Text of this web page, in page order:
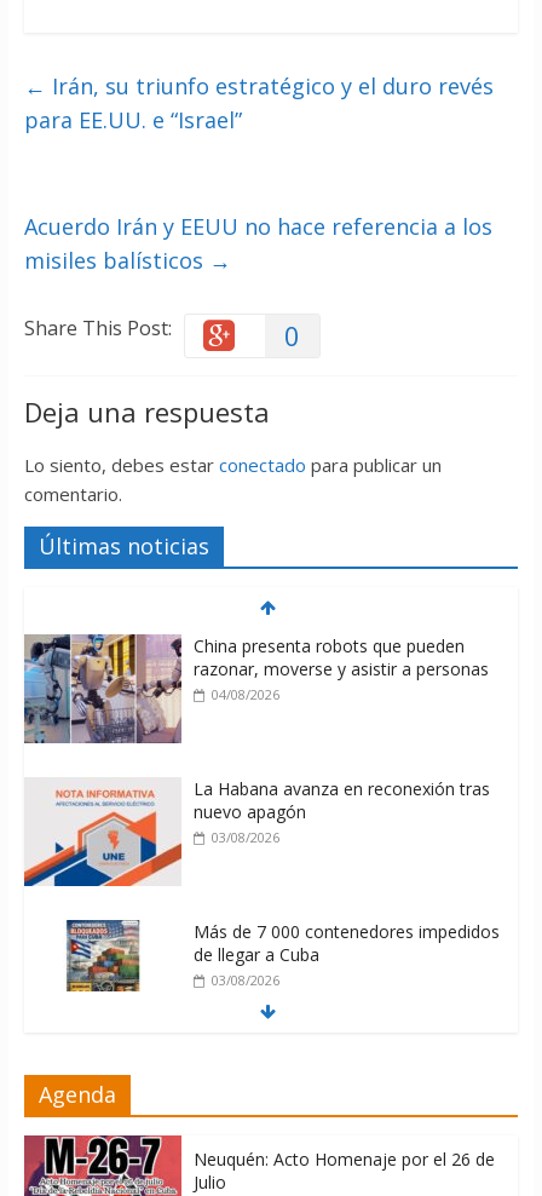
← Irán, su triunfo estratégico y el duro revés
para EE.UU. e “Israel”
Acuerdo Irán y EEUU no hace referencia a los
misiles balísticos →
Share This Post: 0
Deja una respuesta
Lo siento, debes estar conectado para publicar un
comentario.
Últimas noticias
China presenta robots que pueden
razonar, moverse y asistir a personas
04/08/2026
La Habana avanza en reconexión tras
nuevo apagón
03/08/2026
Más de 7 000 contenedores impedidos
de llegar a Cuba
03/08/2026
04/08/2026
Agenda
Neuquén: Acto Homenaje por el 26 de
Julio